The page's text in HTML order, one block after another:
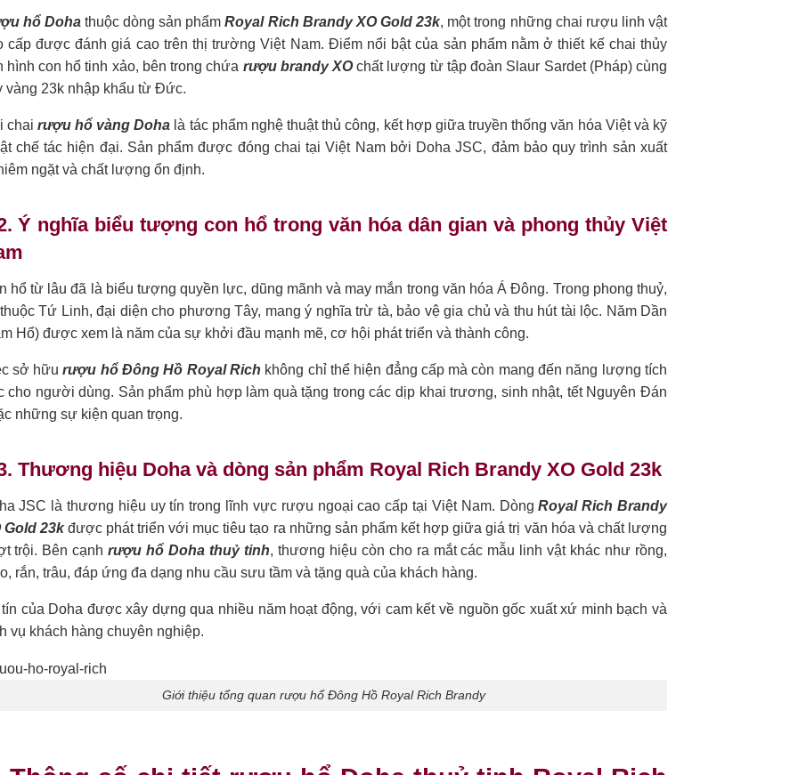
hổ Dohathuộc dòng sản phẩmRoyal Rich Brandy XO Gold 23k, một trong những chai rượu linh vật
cấp được đánh giá cao trên thị trường Việt Nam. Điểm nổi bật của sản phẩm nằm ở thiết kế chai thủy
hình con hổ tinh xảo, bên trong chứa rượu brandy XOchất lượng từ tập đoàn Slaur Sardet (Pháp) cùng
vàng 23k nhập khẩu từ Đức.
chai rượu hổ vàng Doha là tác phẩm nghệ thuật thủ công, kết hợp giữa truyền thống văn hóa Việt và kỹ
chế tác hiện đại. Sản phẩm được đóng chai tại Việt Nam bởi Doha JSC, đảm bảo quy trình sản xuất
ngặt và chất lượng ổn định.
Ý nghĩa biểu tượng con hổ trong văn hóa dân gian và phong thủy Việt
hổ từ lâu đã là biểu tượng quyền lực, dũng mãnh và may mắn trong văn hóa Á Đông. Trong phong thuỷ,
Tứ Linh, đại diện cho phương Tây, mang ý nghĩa trừ tà, bảo vệ gia chủ và thu hút tài lộc. Năm Dần
Hổ) được xem là năm của sự khởi đầu mạnh mẽ, cơ hội phát triển và thành công.
sở hữurượu hổ Đông Hồ Royal Rich không chỉ thể hiện đẳng cấp mà còn mang đến năng lượng tích
cho người dùng. Sản phẩm phù hợp làm quà tặng trong các dịp khai trương, sinh nhật, tết Nguyên Đán
những sự kiện quan trọng.
Thương hiệu Doha và dòng sản phẩm Royal Rich Brandy XO Gold 23k
JSC là thương hiệu uy tín trong lĩnh vực rượu ngoại cao cấp tại Việt Nam. DòngRoyal Rich Brandy
Gold 23kđược phát triển với mục tiêu tạo ra những sản phẩm kết hợp giữa giá trị văn hóa và chất lượng
trội. Bên cạnhrượu hổ Doha thuỷ tinh, thương hiệu còn cho ra mắt các mẫu linh vật khác như rồng,
rắn, trâu, đáp ứng đa dạng nhu cầu sưu tầm và tặng quà của khách hàng.
tín của Doha được xây dựng qua nhiều năm hoạt động, với cam kết về nguồn gốc xuất xứ minh bạch và
vụ khách hàng chuyên nghiệp.
Giới thiệu tổng quan rượu hổ Đông Hồ Royal Rich Brandy